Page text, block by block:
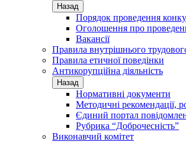
Назад
Порядок проведення
Оголошення про
Вакансії
Правила внутрішнього
Правила етичної поведінки
Антикорупційна діяльність
Назад
Нормативні документи
Методичні рекомендації,
Єдиний портал
Рубрика “Доброчесність”
Виконавчий комітет